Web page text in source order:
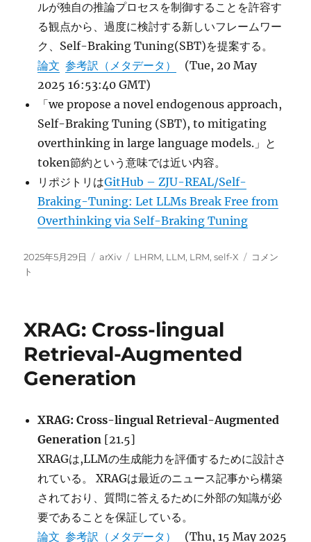
ルが独自の推論プロセスを制御することを許容す
る観点から、過度に検討する新しいフレームワー
ク、Self-Braking Tuning(SBT)を提案する。
論文 参考訳（メタデータ）
(Tue, 20 May
2025 16:53:40 GMT)
「we propose a novel endogenous approach,
Self-Braking Tuning (SBT), to mitigating
overthinking in large language models.」と
token節約という意味では近い内容。
リポジトリはGitHub – ZJU-REAL/Self-
Braking-Tuning: Let LLMs Break Free from
Overthinking via Self-Braking Tuning
投
稿
2025年5月29日
カ
arXiv
タ
LHRM, LLM, LRM,self-X
Think
コメン
ト
XRAG: Cross-lingual
Retrieval-Augmented
Generation
XRAG: Cross-lingual Retrieval-Augmented
Generation [21.5]
XRAGは,LLMの生成能力を評価するために設計さ
れている。 XRAGは最近のニュース記事から構築
されており、質問に答えるために外部の知識が必
要であることを保証している。
論文 参考訳（メタデータ）
(Thu, 15 May 2025